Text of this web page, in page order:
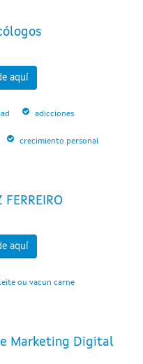
aquí
adicciones
crecimiento personal
FERREIRO
aquí
ou vacun carne
Marketing Digital